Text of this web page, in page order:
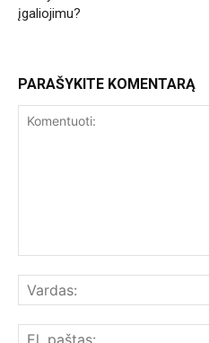
įgaliojimu?
PARAŠYKITE KOMENTARĄ